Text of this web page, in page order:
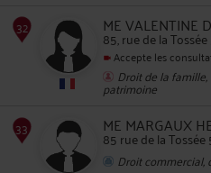
30
ME VALENTINE
85, rue de la
Accepte les
Droit de la
patrimoine
ME MARGAUX
85 rue de la
Droit commercial,